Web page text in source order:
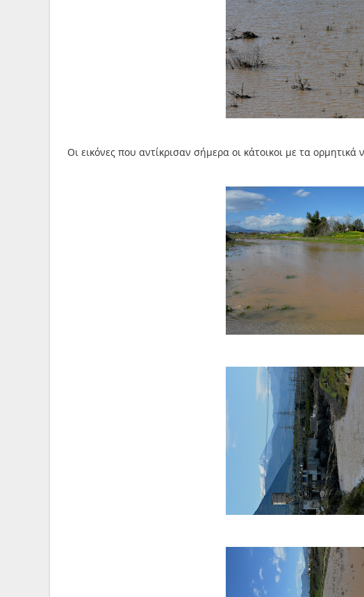
Οι εικόνες που αντίκρισαν σήμερα οι κάτοικοι με τα ορμητικά